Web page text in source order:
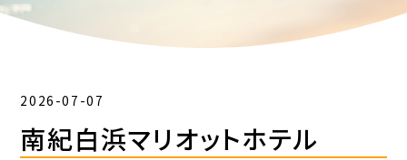
2026-07-07
南紀白浜マリオットホテル